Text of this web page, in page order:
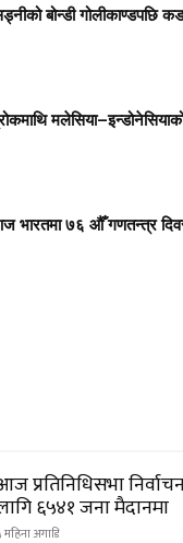
बोन्डी गोलीकाण्डपछि
भारतमा ७६ औँ गणतन्त्र
प्रतिनिधिसभा
६५४१ जना मैदानमा
महिना अगाडि